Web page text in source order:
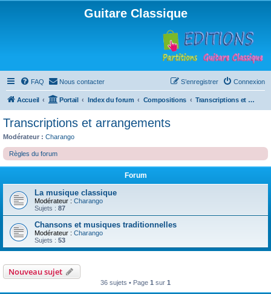
Guitare Classique
FAQ Nous contacter Connexion
S’enregistrer
Accueil Portail Index du forum Compositions Transcriptions et arrangements
Transcriptions et arrangements
Modérateur : Charango
Règles du forum
Forum
La musique classique
Modérateur : Charango
Sujets : 87
Chansons et musiques traditionnelles
Modérateur : Charango
Sujets : 53
Nouveau sujet
36 sujets • Page 1 sur 1